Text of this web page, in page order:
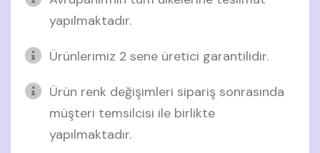
yapılmaktadır.
Ürünlerimiz 2 sene üretici garantilidir.
Ürün renk değişimleri sipariş sonrasında
müşteri temsilcisi ile birlikte
yapılmaktadır.